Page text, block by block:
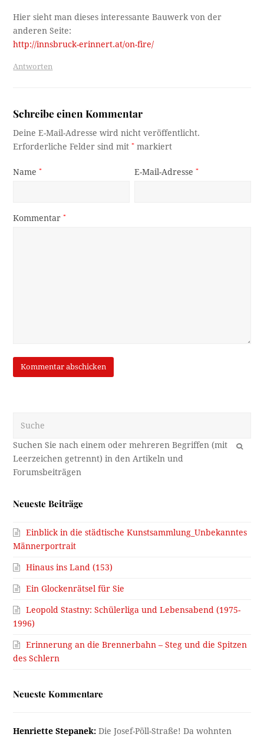
Hier sieht man dieses interessante Bauwerk von der
anderen Seite:
http://innsbruck-erinnert.at/on-fire/
Antworten
Schreibe einen Kommentar
Deine E-Mail-Adresse wird nicht veröffentlicht.
Erforderliche Felder sind mit* markiert
Name* E-Mail-Adresse*
Kommentar*
OK
Neueste Beiträge
Einblick in die städtische Kunstsammlung_Unbekanntes
Männerportrait
Hinaus ins Land (153)
Ein Glockenrätsel für Sie
Leopold Stastny: Schülerliga und Lebensabend (1975-
1996)
Erinnerung an die Brennerbahn – Steg und die Spitzen
des Schlern
Neueste Kommentare
Henriette Stepanek: Die Josef-Pöll-Straße! Da wohnten